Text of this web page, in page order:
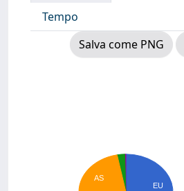
Tempo
Salva come PNG
EU
AS